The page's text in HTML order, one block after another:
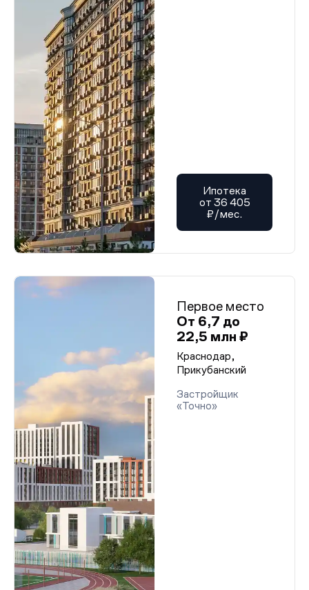
Ипотека
от 36 405
₽/мес.
Первое место
От 6,7 до
22,5 млн ₽
Краснодар,
Прикубанский
Застройщик
«Точно»